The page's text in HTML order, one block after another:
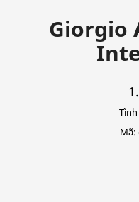
Giorgio
Mã: